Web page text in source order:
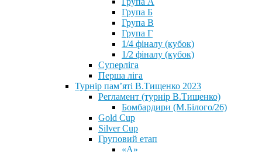
Група Б
Група В
Група Г
1/4 фіналу (кубок)
1/2 фіналу (кубок)
Суперліга
Перша ліга
Турнір пам’яті В.Тищенко 2023
Регламент (турнір В.Тищенко)
Бомбардири (М.Білого/26)
Gold Cup
Silver Cup
Груповий етап
«А»